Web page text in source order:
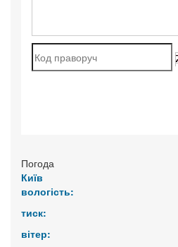
Погода
Київ
вологість:
тиск:
вітер: